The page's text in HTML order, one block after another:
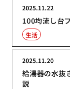
100均流し台
2025.11.22
生活
給湯器の水抜
説
2025.11.20